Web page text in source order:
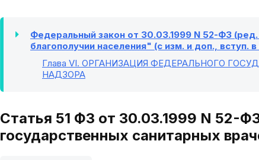
Федеральный закон от 30.03.1999 N 52-ФЗ
благополучии населения" (с изм. и доп., вступ.
Глава VI. ОРГАНИЗАЦИЯ ФЕДЕРАЛЬНОГО
НАДЗОРА
Статья 51 ФЗ от 30.03.1999 N 52-
государственных санитарных